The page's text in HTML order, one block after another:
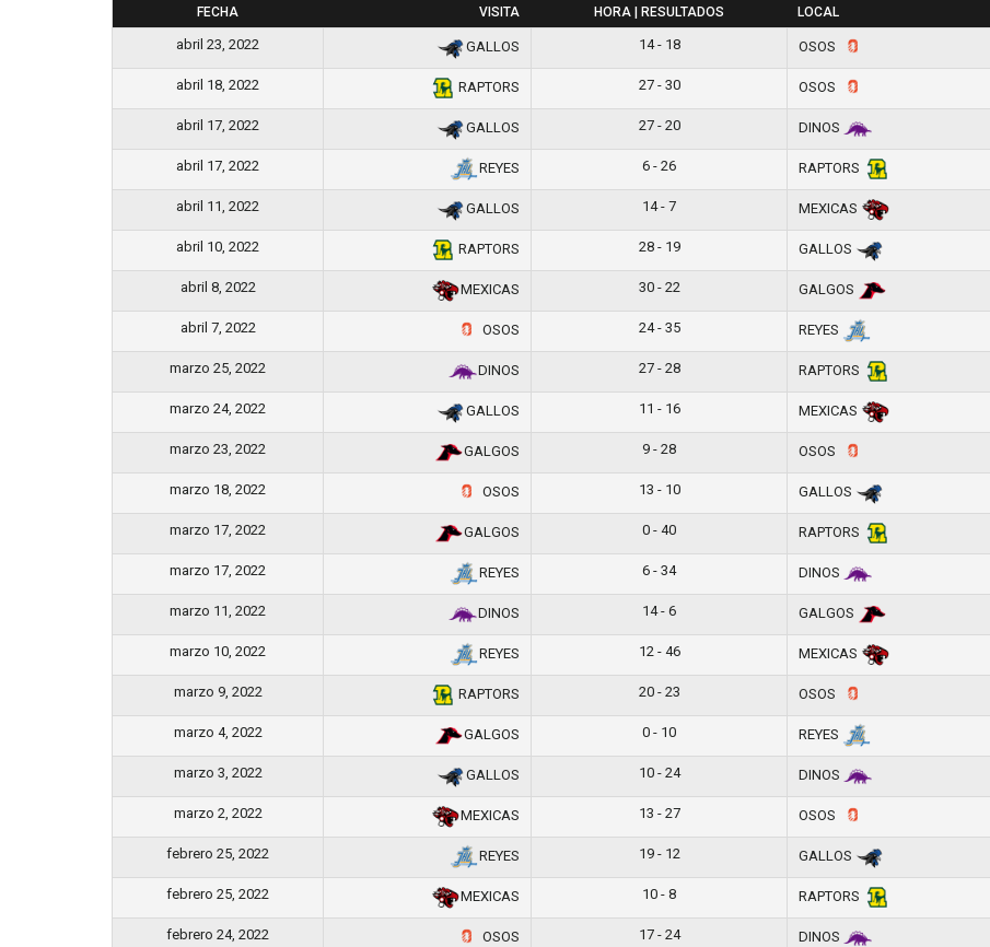
FECHA VISITA HORA | RESULTADOS LOCAL
abril 23, 2022 GALLOS 14 - 18 OSOS
abril 18, 2022 RAPTORS 27 - 30 OSOS
abril 17, 2022 GALLOS 27 - 20 DINOS
abril 17, 2022 REYES 6 - 26 RAPTORS
abril 11, 2022 GALLOS 14 - 7 MEXICAS
abril 10, 2022 RAPTORS 28 - 19 GALLOS
abril 8, 2022 MEXICAS 30 - 22 GALGOS
abril 7, 2022 OSOS 24 - 35 REYES
marzo 25, 2022 DINOS 27 - 28 RAPTORS
marzo 24, 2022 GALLOS 11 - 16 MEXICAS
marzo 23, 2022 GALGOS 9 - 28 OSOS
marzo 18, 2022 OSOS 13 - 10 GALLOS
marzo 17, 2022 GALGOS 0 - 40 RAPTORS
marzo 17, 2022 REYES 6 - 34 DINOS
marzo 11, 2022 DINOS 14 - 6 GALGOS
marzo 10, 2022 REYES 12 - 46 MEXICAS
marzo 9, 2022 RAPTORS 20 - 23 OSOS
marzo 4, 2022 GALGOS 0 - 10 REYES
marzo 3, 2022 GALLOS 10 - 24 DINOS
marzo 2, 2022 MEXICAS 13 - 27 OSOS
febrero 25, 2022 REYES 19 - 12 GALLOS
febrero 25, 2022 MEXICAS 10 - 8 RAPTORS
febrero 24, 2022 OSOS 17 - 24 DINOS